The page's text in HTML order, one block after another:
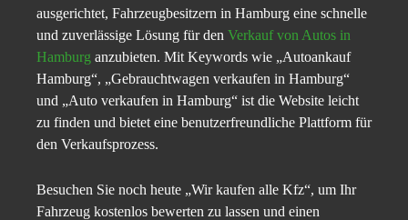
ausgerichtet, Fahrzeugbesitzern in Hamburg eine schnelle
und zuverlässige Lösung für den Verkauf von Autos in
Hamburg anzubieten. Mit Keywords wie „Autoankauf
Hamburg“, „Gebrauchtwagen verkaufen in Hamburg“
und „Auto verkaufen in Hamburg“ ist die Website leicht
zu finden und bietet eine benutzerfreundliche Plattform für
den Verkaufsprozess.
Besuchen Sie noch heute „Wir kaufen alle Kfz“, um Ihr
Fahrzeug kostenlos bewerten zu lassen und einen